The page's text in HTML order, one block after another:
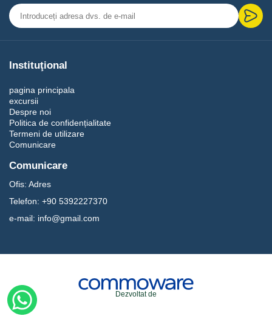
Instituţional
pagina principala
excursii
Despre noi
Politica de confidențialitate
Termeni de utilizare
Comunicare
Comunicare
Ofis: Adres
Telefon: +90 5392227370
e-mail: info@gmail.com
Dezvoltat de